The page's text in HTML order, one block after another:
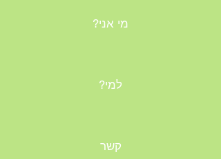
?מי אני
?למי
קשר